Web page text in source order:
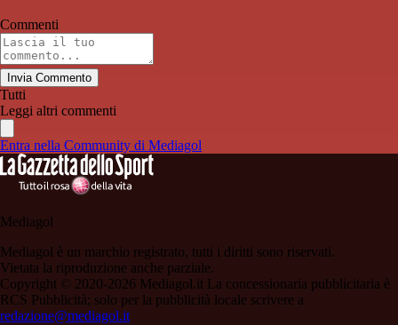
Commenti
Invia Commento
Tutti
Leggi altri commenti
Entra nella Community di Mediagol
Mediagol
Mediagol è un marchio registrato, tutti i diritti sono riservati.
Vietata la riproduzione anche parziale.
Copyright © 2020-2026 Mediagol.it La concessionaria pubblicitaria è
RCS Pubblicità; solo per la pubblicità locale scrivere a
redazione@mediagol.it